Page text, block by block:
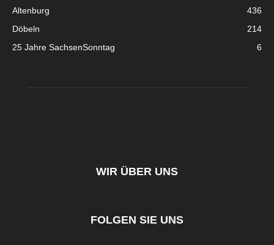
Altenburg
436
Döbeln
214
25 Jahre SachsenSonntag
6
WIR ÜBER UNS
FOLGEN SIE UNS